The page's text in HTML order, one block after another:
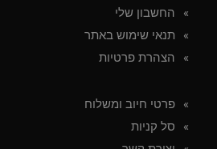
החשבון שלי
תנאי שימוש באתר
הצהרת פרטיות
פרטי חיוב ומשלוח
סל קניות